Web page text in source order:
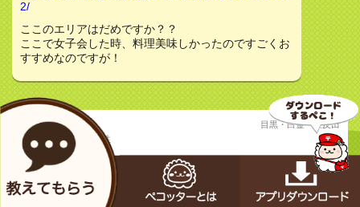
2/
ここのエリアはだめですか？？
ここで女子会した時、料理美味しかったのですごくお
すすめなのですが！
質問
kic
非公開男性
目黒・白金・五反田
パスタ食べたい
恋人と